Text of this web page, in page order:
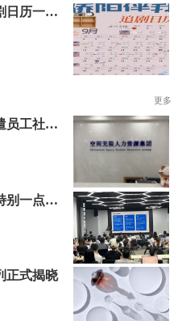
骄阳伴我电视剧更新时间，追剧日历一览表
更多
西安劳务派遣公司怎么找？派遣员工社保如何合规缴？空间无限 23 年专业沉淀给出答案
2026温州工厂海外询盘稀缺？特别一点AI 短视频引流 + 麦穗智能获客谷歌定制独立站双渠道拓客！
正式揭晓